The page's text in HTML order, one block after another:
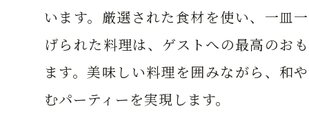
います。厳選された食材を使い、一皿
げられた料理は、ゲストへの最高のお
ます。美味しい料理を囲みながら、和
むパーティーを実現します。